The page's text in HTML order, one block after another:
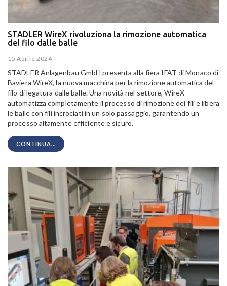
STADLER WireX rivoluziona la rimozione automatica
del filo dalle balle
15 Aprile 2024
STADLER Anlagenbau GmbH presenta alla fiera IFAT di Monaco di
Baviera WireX, la nuova macchina per la rimozione automatica del
filo di legatura dalle balle. Una novità nel settore, WireX
automatizza completamente il processo di rimozione dei fili e libera
le balle con fili incrociati in un solo passaggio, garantendo un
processo altamente efficiente e sicuro.
CONTINUA...